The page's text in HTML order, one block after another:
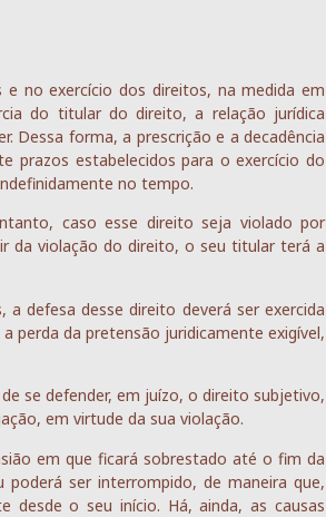
no exercício dos direitos, na medida em
do titular do direito, a relação jurídica
Dessa forma, a prescrição e a decadência
prazos estabelecidos para o exercício do
no tempo.
caso esse direito seja violado por
da violação do direito, o seu titular terá a
a defesa desse direito deverá ser exercida
perda da pretensão juridicamente exigível,
se defender, em juízo, o direito subjetivo,
em virtude da sua violação.
em que ficará sobrestado até o fim da
ser interrompido, de maneira que,
desde o seu início. Há, ainda, as causas